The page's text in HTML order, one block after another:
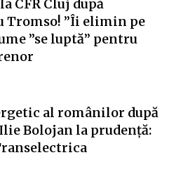
CFR Cluj după
Tromso! ”Îi elimin pe
”se luptă” pentru
al românilor după
Bolojan la prudență: